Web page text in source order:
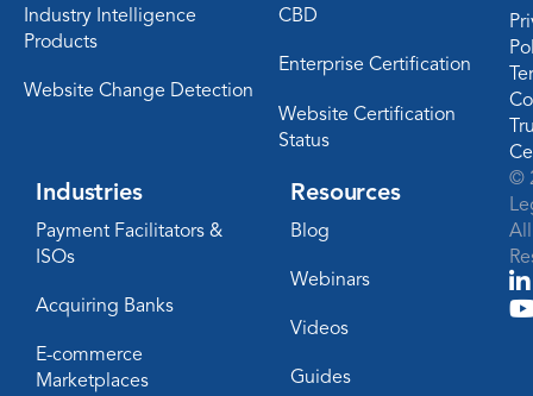
Industry Intelligence
Products
Website Change Detection
CBD
Enterprise Certification
Website Certification
Status
Industries
Payment Facilitators &
ISOs
Acquiring Banks
E-commerce
Marketplaces
Resources
Blog
Webinars
Videos
Guides
©